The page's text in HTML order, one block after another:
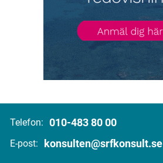
Telefon: 010-483 80 00
E-post: konsulten@srfkonsult.se